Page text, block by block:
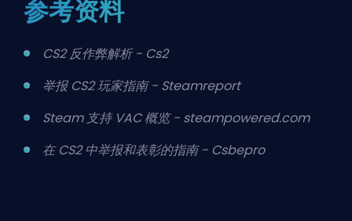
参考资料
CS2 反作弊解析 - Cs2
举报 CS2 玩家指南 - Steamreport
Steam 支持 VAC 概览 - steampowered.com
在 CS2 中举报和表彰的指南 - Csbepro